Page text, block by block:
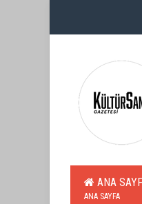
ANA
ANA SAYFA